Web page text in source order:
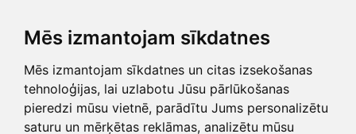
Mēs izmantojam sīkdatnes
Mēs izmantojam sīkdatnes un citas izsekošanas
tehnoloģijas, lai uzlabotu Jūsu pārlūkošanas
pieredzi mūsu vietnē, parādītu Jums personalizētu
saturu un mērķētas reklāmas, analizētu mūsu